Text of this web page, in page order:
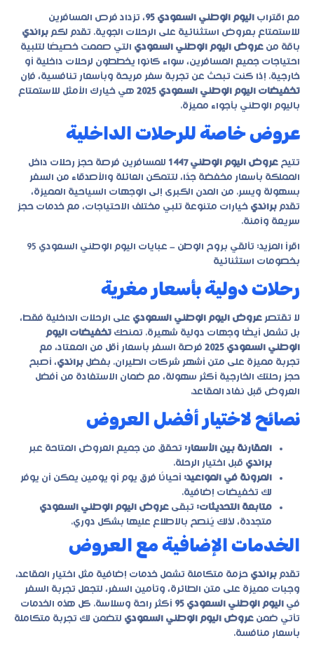
مع اقتراب اليوم الوطني السعودي 95
، تزداد فرص المسافرين
للاستمتاع بعروض استثنائية على الرحلات الجوية. تقدم لكم براندي
باقة من عروض اليوم الوطني السعودي التي صممت خصيصًا لتلبية
احتياجات جميع المسافرين، سواء كانوا يخططون لرحلات داخلية أو
خارجية. إذا كنت تبحث عن تجربة سفر مريحة وبأسعار تنافسية، فإن
تخفيضات اليوم الوطني السعودي 2025
هي خيارك الأمثل للاستمتاع
باليوم الوطني بأجواء مميزة.
عروض خاصة للرحلات الداخلية
تتيح عروض اليوم الوطني 1447
للمسافرين فرصة حجز رحلات داخل
المملكة بأسعار مخفضة جدًا، لتتمكن العائلة والأصدقاء من السفر
بسهولة ويسر. من المدن الكبرى إلى الوجهات السياحية المميزة،
تقدم براندي خيارات متنوعة تلبي مختلف الاحتياجات، مع خدمات حجز
سريعة وآمنة.
اقرأ المزيد:
تألقي بروح الوطن – عبايات اليوم الوطني السعودي 95
بخصومات استثنائية
رحلات دولية بأسعار مغرية
لا تقتصر عروض اليوم الوطني السعودي على الرحلات الداخلية فقط،
بل تشمل أيضًا وجهات دولية شهيرة. تمنحك تخفيضات اليوم
الوطني السعودي 2025
فرصة السفر بأسعار أقل من المعتاد، مع
تجربة مميزة على متن أشهر شركات الطيران. بفضل براندي، أصبح
حجز رحلتك الخارجية أكثر سهولة، مع ضمان الاستفادة من أفضل
العروض قبل نفاد المقاعد.
نصائح لاختيار أفضل العروض
المقارنة بين الأسعار: تحقق من جميع العروض المتاحة عبر
براندي قبل اختيار الرحلة.
المرونة في المواعيد: أحيانًا فرق يوم أو يومين يمكن أن يوفر
لك تخفيضات إضافية.
متابعة التحديثات: تبقى عروض اليوم الوطني السعودي
متجددة، لذلك يُنصح بالاطلاع عليها بشكل دوري.
الخدمات الإضافية مع العروض
تقدم براندي حزمة متكاملة تشمل خدمات إضافية مثل اختيار المقاعد،
وجبات مميزة على متن الطائرة، وتأمين السفر، لتجعل تجربة السفر
في اليوم الوطني السعودي 95
أكثر راحة وسلاسة. كل هذه الخدمات
تأتي ضمن عروض اليوم الوطني السعودي لتضمن لك تجربة متكاملة
بأسعار منافسة.